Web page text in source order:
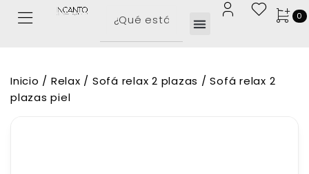
0
Inicio / Relax / Sofá relax 2 plazas / Sofá relax 2
plazas piel